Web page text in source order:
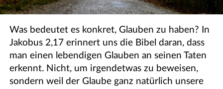
Was bedeutet es konkret, Glauben zu haben? In
Jakobus 2,17 erinnert uns die Bibel daran, dass
man einen lebendigen Glauben an seinen Taten
erkennt. Nicht, um irgendetwas zu beweisen,
sondern weil der Glaube ganz natürlich unsere